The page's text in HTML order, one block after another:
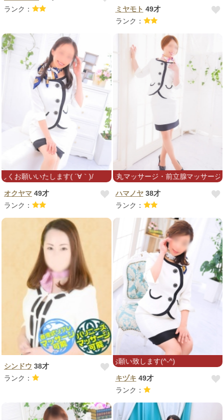
ランク：
ミヤモト 49才
ランク：
ます( ´∀｀)/
オクヤマ 49才
ランク：
リクエスト対応★睾丸マッサージ・前立腺マッサージお任せ下さい！
ハマノヤ38才
ランク：
シンドウ 38才
ランク：
ぶりです！ 宜しくお願い致します(^-^)
キヅキ 49才
ランク：